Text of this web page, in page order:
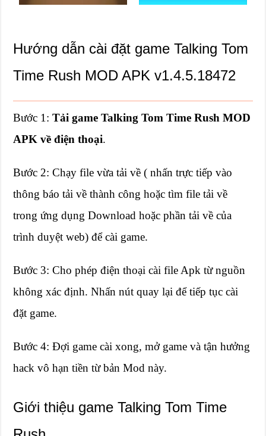
Hướng dẫn cài đặt game Talking Tom
Time Rush MOD APK v1.4.5.18472
Bước 1:Tải game Talking Tom Time Rush MOD
APK về điện thoại.
Bước 2: Chạy file vừa tải về ( nhấn trực tiếp vào
thông báo tải về thành công hoặc tìm file tải về
trong ứng dụng Download hoặc phần tải về của
trình duyệt web) để cài game.
Bước 3: Cho phép điện thoại cài file Apk từ nguồn
không xác định. Nhấn nút quay lại để tiếp tục cài
đặt game.
Bước 4: Đợi game cài xong, mở game và tận hưởng
hack vô hạn tiền từ bản Mod này.
Giới thiệu game Talking Tom Time